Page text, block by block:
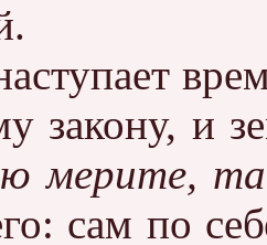
закону, и
мерите,
сам по